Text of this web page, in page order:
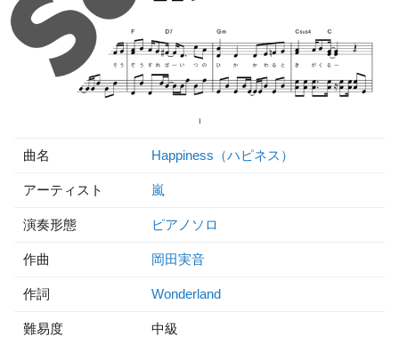
曲名 Happiness（ハピネス）
アーティスト 嵐
演奏形態 ピアノソロ
作曲 岡田実音
作詞 Wonderland
難易度 中級